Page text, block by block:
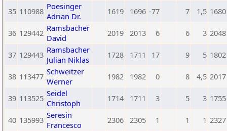
35 110988 Poesinger
Adrian Dr.
1619 1696 -77 7 1,5 1680
36 129442 Ramsbacher
David
2019 2013 6 6 3 2048
37 129443 Ramsbacher
Julian Niklas
1728 1711 17 9 5 1802
38 113477 Schweitzer
Werner
1982 1982 0 8 4,5 2017
39 113525 Seidel
Christoph
1714 1711 3 5 3 1755
40 135993 Seresin
Francesco
2306 2305 1 1 1 2327